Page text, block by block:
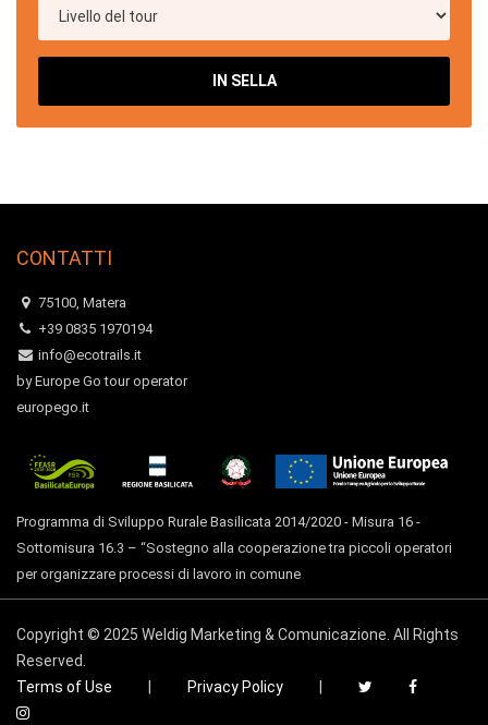
IN SELLA
CONTATTI
75100, Matera
+39 0835 1970194
info@ecotrails.it
by Europe Go tour operator
europego.it
Programma di Sviluppo Rurale Basilicata 2014/2020 - Misura 16 -
Sottomisura 16.3 – “Sostegno alla cooperazione tra piccoli operatori
per organizzare processi di lavoro in comune
Copyright © 2025 Weldig Marketing & Comunicazione. All Rights
Reserved.
Terms of Use
Privacy Policy